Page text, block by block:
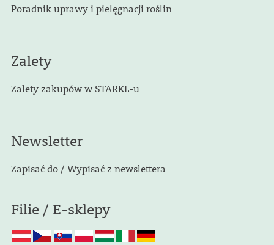
Poradnik uprawy i pielęgnacji roślin
Zalety
Zalety zakupów w STARKL-u
Newsletter
Zapisać do / Wypisać z newslettera
Filie / E-sklepy